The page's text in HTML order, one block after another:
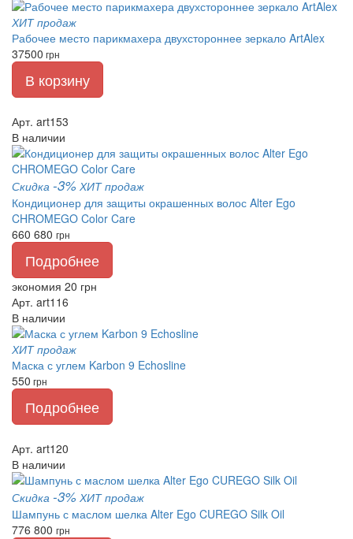
ХИТ продаж
Рабочее место парикмахера двухстороннее зеркало ArtAlex
37500 грн
В корзину
Арт. art153
В наличии
Скидка -3% ХИТ продаж
Кондиционер для защиты окрашенных волос Alter Ego
CHROMEGO Color Care
660 680 грн
Подробнее
экономия 20 грн
Арт. art116
В наличии
ХИТ продаж
Маска с углем Karbon 9 Echosline
550 грн
Подробнее
Арт. art120
В наличии
Скидка -3% ХИТ продаж
Шампунь с маслом шелка Alter Ego CUREGO Silk Oil
776 800 грн